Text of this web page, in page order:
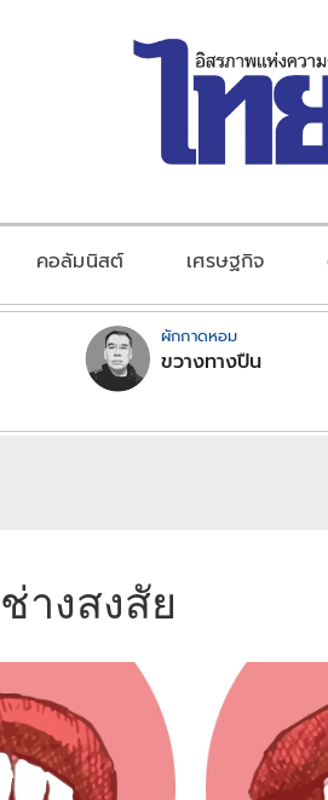
คอลัมนิสต์ เศรษฐกิจ
ผักกาดหอม
ขวางทางปืน
ช่างสงสัย